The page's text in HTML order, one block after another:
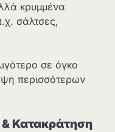
κρυμμένα
σάλτσες,
σε όγκο
περισσότερων
Κατακράτηση